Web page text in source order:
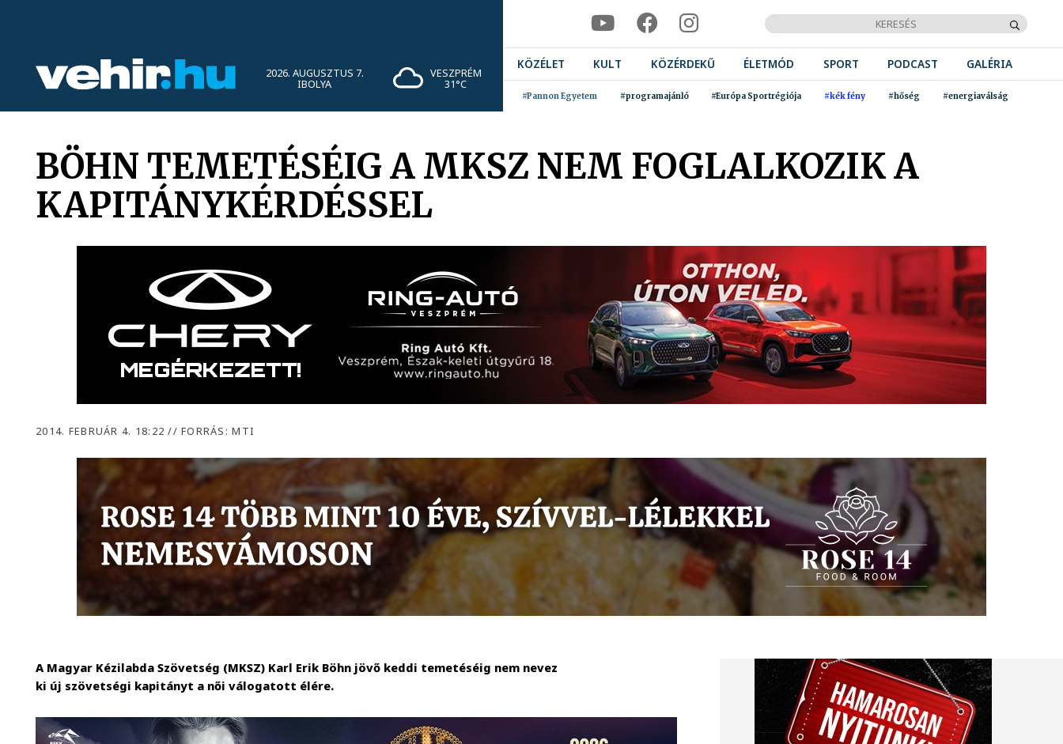
2026. AUGUSZTUS 7.
IBOLYA
VESZPRÉM
31°C
KÖZÉLET KULT KÖZÉRDEKŰ ÉLETMÓD SPORT PODCAST GALÉRIA
#Pannon Egyetem #programajánló #Európa Sportrégiója #kék fény #hőség #energiaválság
BÖHN TEMETÉSÉIG A MKSZ NEM FOGLALKOZIK A
KAPITÁNYKÉRDÉSSEL
2014. FEBRUÁR 4. 18:22// FORRÁS: MTI
A Magyar Kézilabda Szövetség (MKSZ) Karl Erik Böhn jövő keddi temetéséig nem nevez
ki új szövetségi kapitányt a női válogatott élére.